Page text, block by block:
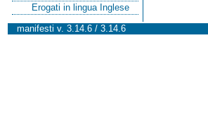
Erogati in lingua Inglese
manifesti v. 3.14.6 / 3.14.6